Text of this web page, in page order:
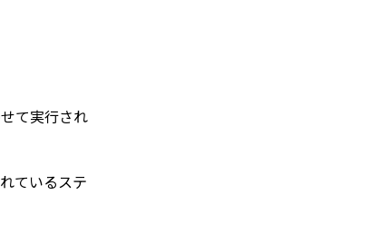
て実行され
ているステ